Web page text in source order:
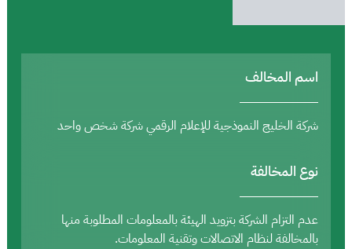
اسم المخالف
شركة الخليج النموذجية للإعلام الرقمي شركة شخص واحد
نوع المخالفة
عدم التزام الشركة بتزويد الهيئة بالمعلومات المطلوبة منها
بالمخالفة لنظام الاتصالات وتقنية المعلومات.